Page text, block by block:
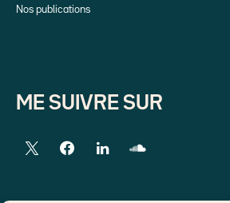
Nos publications
ME SUIVRE SUR